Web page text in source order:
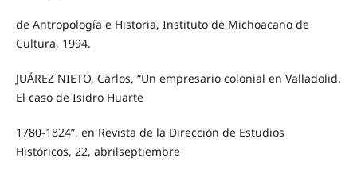
de Antropología e Historia, Instituto de Michoacano de
Cultura, 1994.
JUÁREZ NIETO, Carlos, “Un empresario colonial en Valladolid.
El caso de Isidro Huarte
1780-1824”, en Revista de la Dirección de Estudios
Históricos, 22, abrilseptiembre